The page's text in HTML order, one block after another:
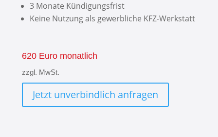
3 Monate Kündigungsfrist
Keine Nutzung als gewerbliche KFZ-Werkstatt
620 Euro monatlich
zzgl. MwSt.
Jetzt unverbindlich anfragen